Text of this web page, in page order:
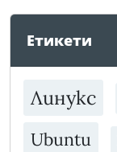
Етикети
Линукс
Ubuntu